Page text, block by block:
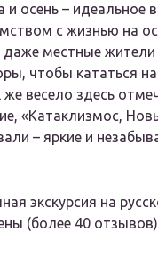
и осень – идеальное
с жизнью на
даже местные жители
чтобы кататься
же весело здесь
«Катаклизмос,
– яркие и
экскурсия на
(более 40